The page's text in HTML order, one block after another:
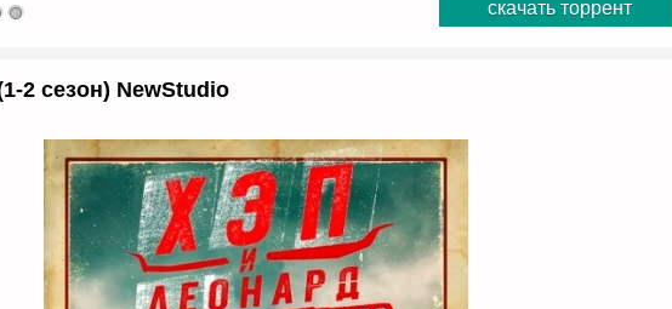
скачать торрент
2 сезон) NewStudio